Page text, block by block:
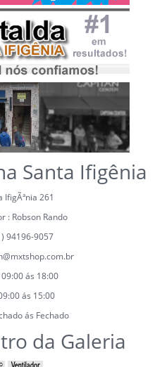
Santa Ifigênia
IfigÃªnia 261
: Robson Rando
94196-9057
ás 18:00
ás 15:00
ás Fechado
da Galeria